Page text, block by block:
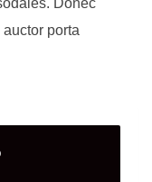
Donec
porta